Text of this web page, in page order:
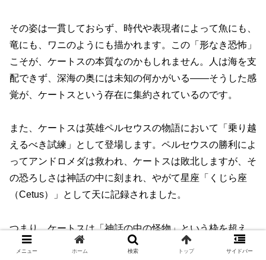
その姿は一貫しておらず、時代や表現者によって魚にも、
竜にも、ワニのようにも描かれます。この「形なき恐怖」
こそが、ケートスの本質なのかもしれません。人は海を支
配できず、深海の奥には未知の何かがいる――そうした感
覚が、ケートスという存在に集約されているのです。
また、ケートスは英雄ペルセウスの物語において「乗り越
えるべき試練」として登場します。ペルセウスの勝利によ
ってアンドロメダは救われ、ケートスは敗北しますが、そ
の恐ろしさは神話の中に刻まれ、やがて星座「くじら座
（Cetus）」として天に記録されました。
つまり、ケートスは「神話の中の怪物」という枠を超え、
人間の想像力・畏怖・自然観を映し出す鏡のような存在だ
メニュー ホーム 検索 トップ サイドバー